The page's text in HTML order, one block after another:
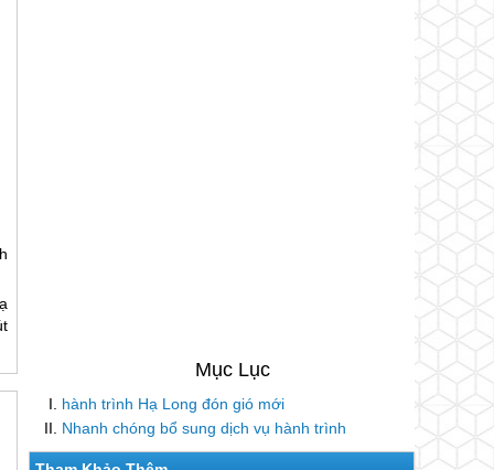
hành trình Hạ Long đón gió mới
Nhanh chóng bổ sung dịch vụ hành trình